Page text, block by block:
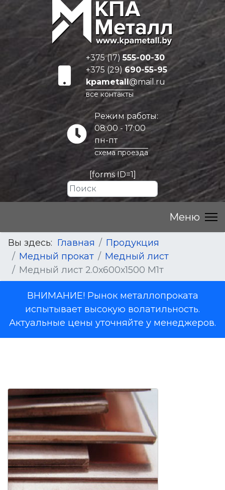
+375 (17)555-00-30
+375 (29) 690-55-95
kpametall@mail.ru
все контакты
Режим работы:
08:00 - 17:00
пн-пт
схема проезда
[forms ID=1]
Вы здесь: Главная
Продукция
Медный прокат
Медный лист
Медный лист 2.0х600х1500 М1т
ВНИМАНИЕ! Рынок металлопроката
испытывает высокую волатильность.
Актуальные цены уточняйте у менеджеров.